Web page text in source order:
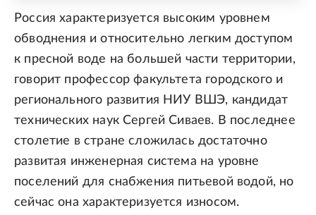
Россия характеризуется высоким уровнем
обводнения и относительно легким доступом
к пресной воде на большей части территории,
говорит профессор факультета городского и
регионального развития НИУ ВШЭ, кандидат
технических наук Сергей Сиваев. В последнее
столетие в стране сложилась достаточно
развитая инженерная система на уровне
поселений для снабжения питьевой водой, но
сейчас она характеризуется износом.